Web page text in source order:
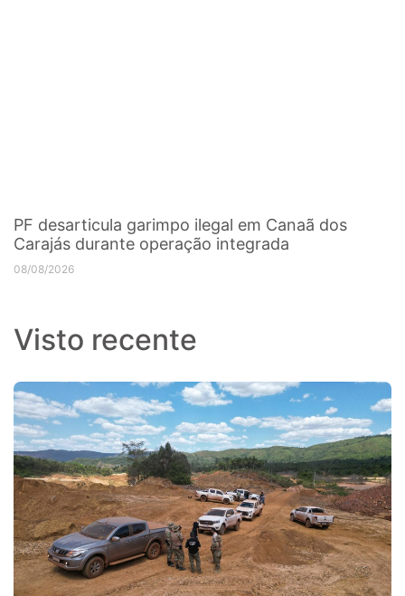
PF desarticula garimpo ilegal em Canaã dos
Carajás durante operação integrada
08/08/2026
Visto recente